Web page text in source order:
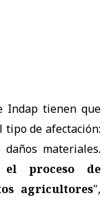
Indap tienen que
tipo de afectación:
materiales.
proceso de
agricultores",